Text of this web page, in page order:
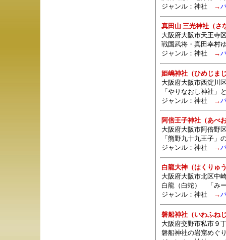
ジャンル： 神社 →
真田山 三光神社（さ
大阪府大阪市天王寺
戦国武将・真田幸村
ジャンル： 神社 →
姫嶋神社（ひめじま
大阪府大阪市西淀川
「やりなおし神社」
ジャンル： 神社 →
阿倍王子神社（あべ
大阪府大阪市阿倍野
「熊野九十九王子」
ジャンル： 神社 →
白龍大神（はくりゅ
大阪府大阪市北区中
白龍（白蛇） 「み
ジャンル： 神社 →
磐船神社（いわふね
大阪府交野市私市９
磐船神社の岩窟めぐ